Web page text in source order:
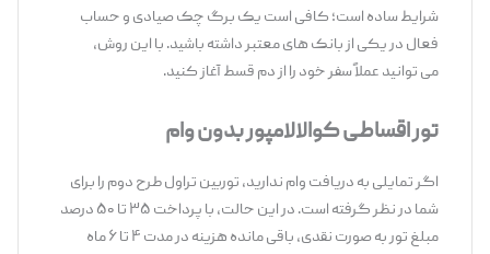
شرایط ساده است؛ کافی است یک برگ چک صیادی و حساب
فعال در یکی از بانک ‌های معتبر داشته باشید. با این روش،
می ‌توانید عملاً سفر خود را از دم قسط آغاز کنید.
تور اقساطی کوالالامپور بدون وام
اگر تمایلی به دریافت وام ندارید، توربین تراول طرح دوم را برای
شما در نظر گرفته است. در این حالت، با پرداخت ۳۵ تا ۵۰ درصد
مبلغ تور به‌ صورت نقدی، باقی ‌مانده هزینه در مدت ۴ تا ۶ ماه